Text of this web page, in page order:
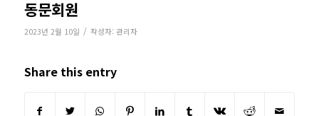
동문회원
2023년 2월 10일 / 작성자: 관리자
Share this entry